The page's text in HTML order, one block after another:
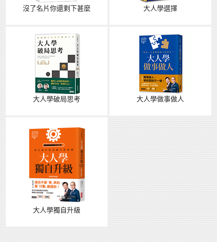
沒了名片你還剩下甚麼 大人學選擇
大人學破局思考 大人學做事做人
大人學獨自升級